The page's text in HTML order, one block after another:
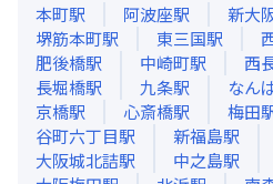
本町駅 阿波座駅 新大
堺筋本町駅 東三国駅
肥後橋駅 中崎町駅 西
長堀橋駅 九条駅 なん
京橋駅 心斎橋駅 梅田
谷町六丁目駅 新福島駅
大阪城北詰駅 中之島駅